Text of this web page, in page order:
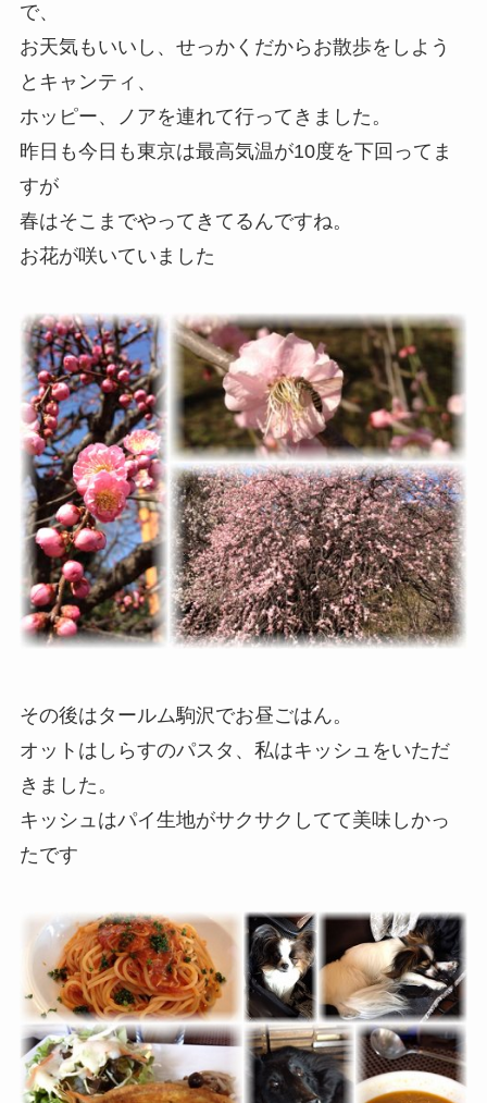
で、
お天気もいいし、せっかくだからお散歩をしよう
とキャンティ、
ホッピー、ノアを連れて行ってきました。
昨日も今日も東京は最高気温が10度を下回ってま
すが
春はそこまでやってきてるんですね。
お花が咲いていました
その後はタールム駒沢でお昼ごはん。
オットはしらすのパスタ、私はキッシュをいただ
きました。
キッシュはパイ生地がサクサクしてて美味しかっ
たです